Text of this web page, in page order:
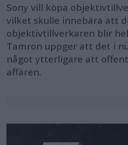
Sony vill köpa
vilket skulle innebära att
objektivtillverkaren blir
Tamron uppger att det i
något ytterligare att
affären.